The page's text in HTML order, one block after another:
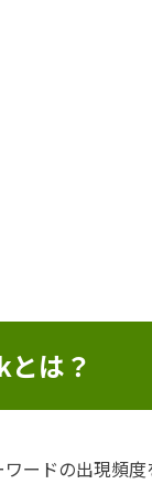
は？
ードの出現頻度